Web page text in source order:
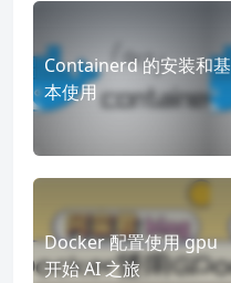
Containerd 的安装和基
本使用
Docker 配置使用 gpu
开始 AI 之旅